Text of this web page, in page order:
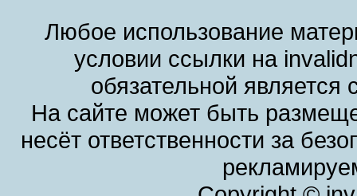
Любое использование
условии ссылки на
обязательной
На сайте может быть
несёт ответственности за